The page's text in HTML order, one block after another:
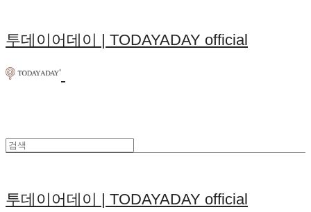
투데이어데이 | TODAYADAY official
투데이어데이 | TODAYADAY official